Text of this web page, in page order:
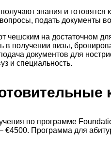
знания и
подать документы
на достаточном
получении визы,
документов для
и специальность.
по программе
€4500. Программа для